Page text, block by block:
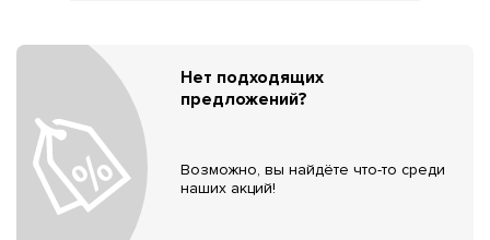
Нет подходящих
предложений?
Возможно, вы найдёте что-то среди
наших акций!